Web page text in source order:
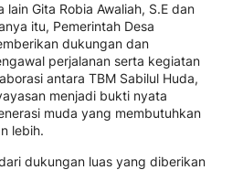
Gita Robia Awaliah, S.E dan
itu, Pemerintah Desa
dukungan dan
perjalanan serta kegiatan
antara TBM Sabilul Huda,
menjadi bukti nyata
muda yang membutuhkan
lebih.
dukungan luas yang diberikan